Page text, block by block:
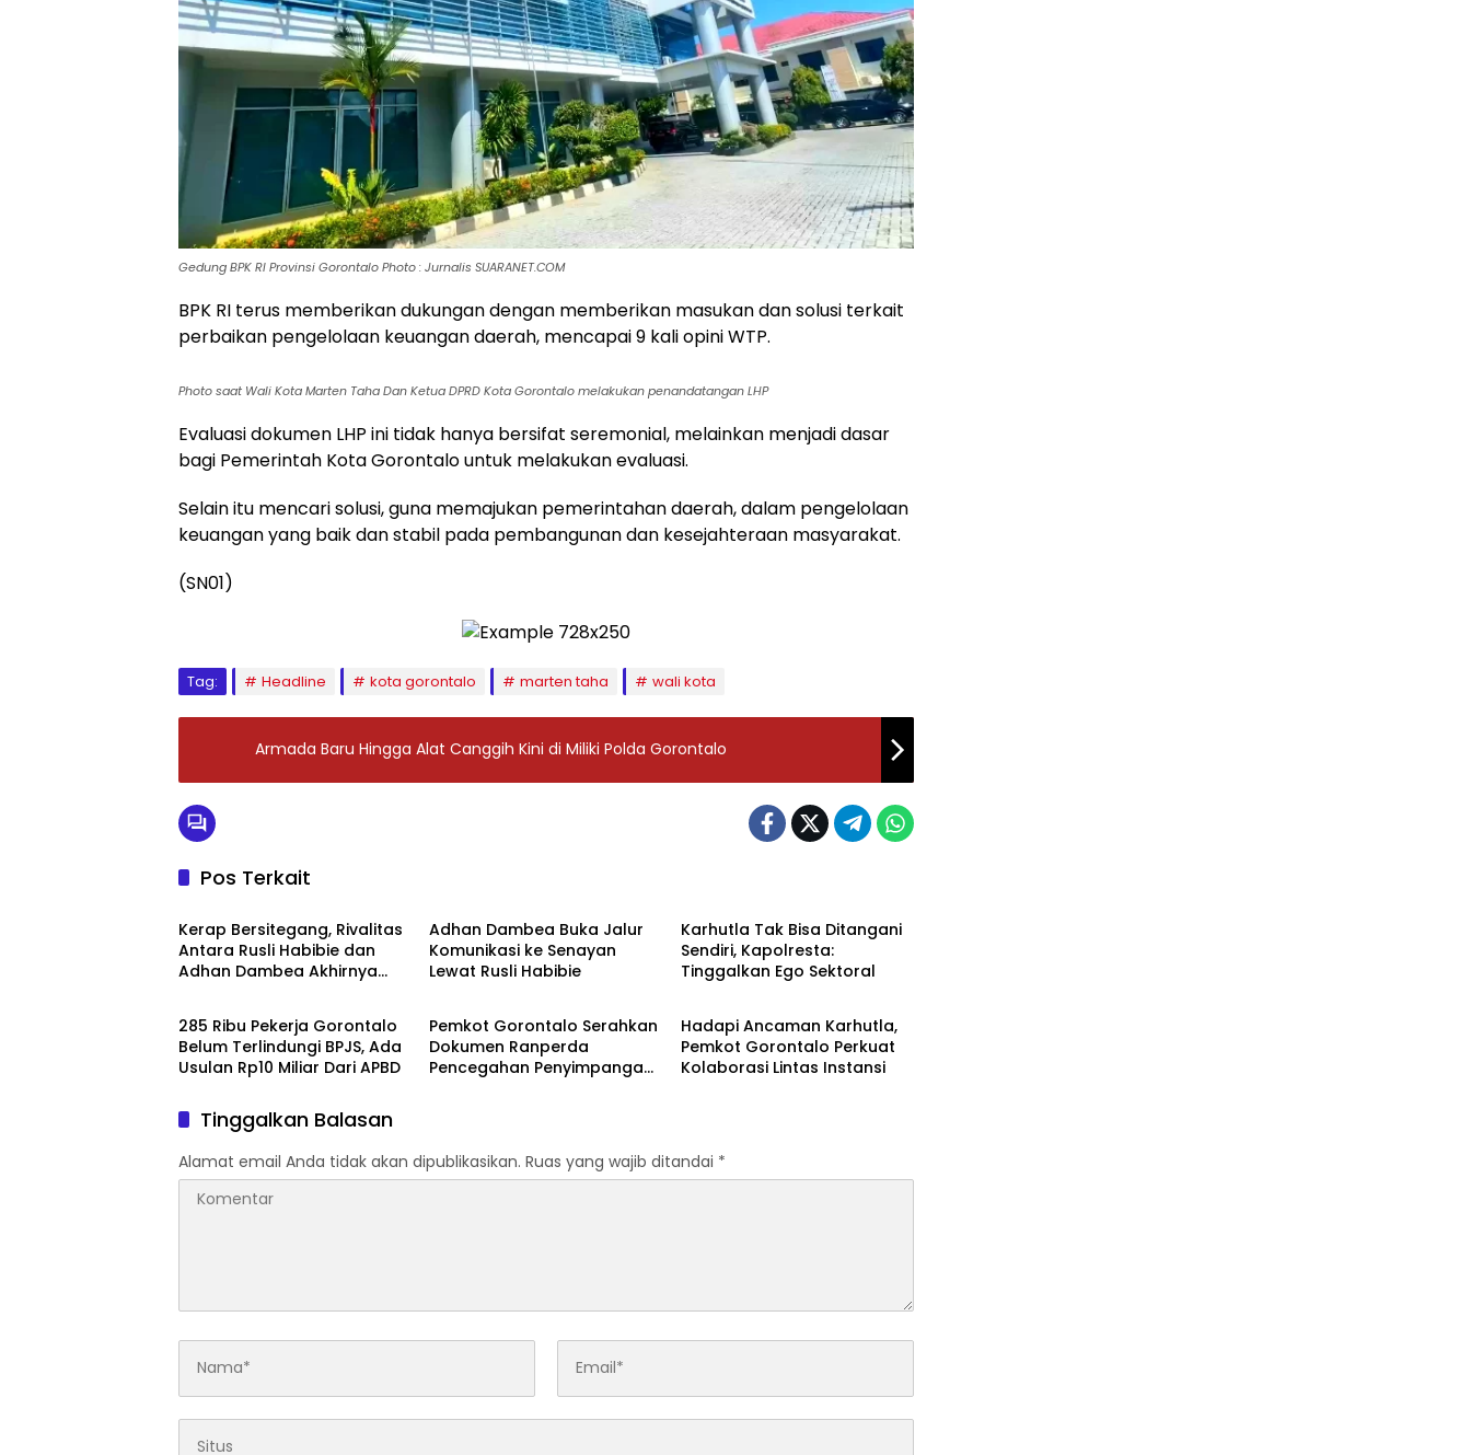
Gedung BPK RI Provinsi Gorontalo Photo : Jurnalis SUARANET.COM
BPK RI terus memberikan dukungan dengan memberikan masukan dan solusi terkait
perbaikan pengelolaan keuangan daerah, mencapai 9 kali opini WTP.
Photo saat Wali Kota Marten Taha Dan Ketua DPRD Kota Gorontalo melakukan penandatangan LHP
Evaluasi dokumen LHP ini tidak hanya bersifat seremonial, melainkan menjadi dasar
bagi Pemerintah Kota Gorontalo untuk melakukan evaluasi.
Selain itu mencari solusi, guna memajukan pemerintahan daerah, dalam pengelolaan
keuangan yang baik dan stabil pada pembangunan dan kesejahteraan masyarakat.
(SN01)
Tag: Headline kota gorontalo marten taha wali kota
Armada Baru Hingga Alat Canggih Kini di Miliki Polda Gorontalo
Pos Terkait
Kota Gorontalo
‎Kerap Bersitegang, Rivalitas
Antara Rusli Habibie dan
Adhan Dambea Akhirnya
‎Adhan Dambea Buka Jalur
Komunikasi ke Senayan
Lewat Rusli Habibie
‎Karhutla Tak Bisa Ditangani
Sendiri, Kapolresta:
Tinggalkan Ego Sektoral‎‎
Kota Gorontalo
‎285 Ribu Pekerja Gorontalo
Belum Terlindungi BPJS, Ada
Usulan Rp10 Miliar Dari APBD‎
Kota Gorontalo
Pemkot Gorontalo Serahkan
Dokumen Ranperda
Pencegahan Penyimpangan
Kota Gorontalo
‎Hadapi Ancaman Karhutla,
Pemkot Gorontalo Perkuat
Kolaborasi Lintas Instansi‎‎
Tinggalkan Balasan
Alamat email Anda tidak akan dipublikasikan. Ruas yang wajib ditandai *